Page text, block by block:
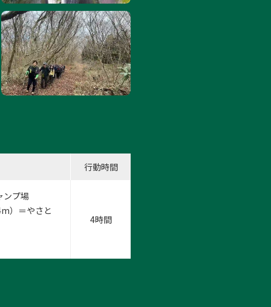
行動時間
ンプ場
）＝やさと
4時間